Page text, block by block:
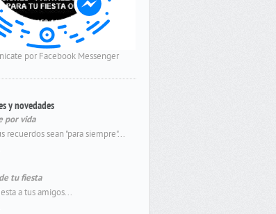
por Facebook Messenger
y novedades
por vida
recuerdos sean "para siempre"...
tu fiesta
a tus amigos...